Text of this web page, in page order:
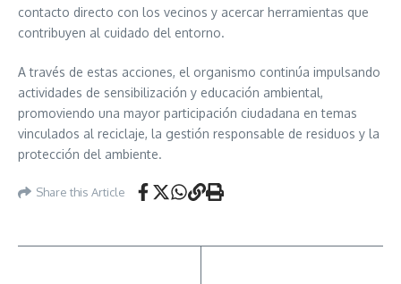
contacto directo con los vecinos y acercar herramientas que
contribuyen al cuidado del entorno.
A través de estas acciones, el organismo continúa impulsando
actividades de sensibilización y educación ambiental,
promoviendo una mayor participación ciudadana en temas
vinculados al reciclaje, la gestión responsable de residuos y la
protección del ambiente.
Share this Article